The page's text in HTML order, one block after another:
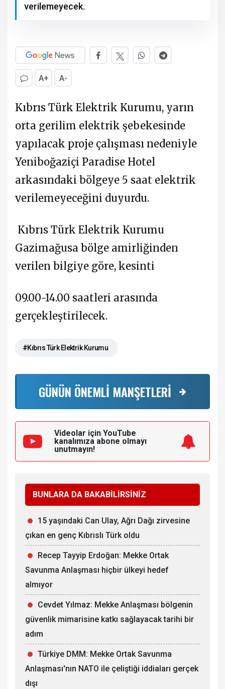
verilemeyecek.
A+ A-
Kıbrıs Türk Elektrik Kurumu, yarın
orta gerilim elektrik şebekesinde
yapılacak proje çalışması nedeniyle
Yeniboğaziçi Paradise Hotel
arkasındaki bölgeye 5 saat elektrik
verilemeyeceğini duyurdu.
Kıbrıs Türk Elektrik Kurumu
Gazimağusa bölge amirliğinden
verilen bilgiye göre, kesinti
09.00-14.00 saatleri arasında
gerçekleştirilecek.
#Kıbrıs Türk Elektrik Kurumu
GÜNÜN ÖNEMLİ MANŞETLERİ
Videolar için YouTube
kanalımıza abone olmayı
unutmayın!
BUNLARA DA BAKABİLİRSİNİZ
15 yaşındaki Can Ulay, Ağrı Dağı zirvesine
çıkan en genç Kıbrıslı Türk oldu
Recep Tayyip Erdoğan: Mekke Ortak
Savunma Anlaşması hiçbir ülkeyi hedef
almıyor
Cevdet Yılmaz: Mekke Anlaşması bölgenin
güvenlik mimarisine katkı sağlayacak tarihi bir
adım
Türkiye DMM: Mekke Ortak Savunma
Anlaşması'nın NATO ile çeliştiği iddiaları gerçek
dışı